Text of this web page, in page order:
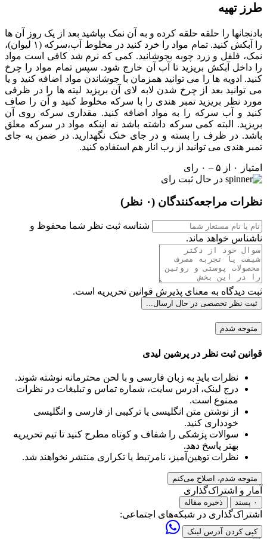
طرز تهیه
بادنجانها را حلقه حلقه کرده و به آن نمک بپاشید بعد از یک روز آن ها
را آبکش کنید. تمام مواد را خرد کنید در مخلوط آب،سرکه (۱ لیوان)،
نمک، فلفل و زرد چوبه بجوشانید. کمی که نرم شد کافی است مواد
را داخل آبکش بریزید تا آب آن خارج شود. سپس تمام مواد را چرخ
کنید. ادویه ها را می توانید همزمان با جوشاندن مواد اضافه کنید و یا
می توانید بعد از چرخ شدن لابه لای آن بریزید لیته ها را در ظرفی
مورد نظر بریزید تمبر هندی را با سرکه مخلوط کنید و آن را صاف
کنید و آب سرکه را به مواد اضافه کنید. مقداری سرکه روی آن
بریزید. البته کمی سرکه داشته باشد نه اینکه مواد در سرکه معلق
باشد. در ظرف را بسته و در جای خنک نگهدارید. در ضمن به جای
تمبر هندی می توانید از رب انار هم استفاده کنید.
امتیاز ۰ از ۵ – ۰ رای
در حال ثبت رای
نظرات مراجعه‌کنندگان (۰ نظر)
شناسه ثبت نظر شما محفوظ و
ناشناس خواهد ماند.
ثبت دیدگاه به معنای پذیرش قوانین تحریریه است.
ثبت نظر تخصصی در حال ارسال...
متوجه شدم
قوانین ثبت نظر در پرشین لیدی
نظرات باید به زبان فارسی و با لحن محترمانه نوشته شوند.
درج لینک، آدرس سایت، شماره تماس و تبلیغات در نظرات
ممنوع است.
از نوشتن متن انگلیسی یا ترکیبی از فارسی و انگلیسی
خودداری کنید.
سوالات پزشکی را شفاف و کوتاه مطرح کنید تا تیم تحریریه
بهتر پاسخ دهد.
نظرات توهین‌آمیز، نامرتبط یا تکراری منتشر نخواهند شد.
متوجه شدم، اصلاح می‌کنم
آمار و اشتراک‌گذاری
۰ پسند ذخیره مقاله
اشتراک‌گذاری در شبکه‌های اجتماعی:
کپی کردن آدرس لینک